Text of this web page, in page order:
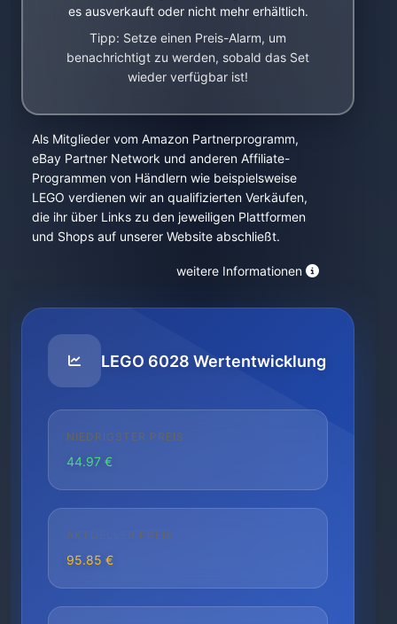
es ausverkauft oder nicht mehr erhältlich.
Tipp: Setze einen Preis-Alarm, um
benachrichtigt zu werden, sobald das Set
wieder verfügbar ist!
Als Mitglieder vom Amazon Partnerprogramm,
eBay Partner Network und anderen Affiliate-
Programmen von Händlern wie beispielsweise
LEGO verdienen wir an qualifizierten Verkäufen,
die ihr über Links zu den jeweiligen Plattformen
und Shops auf unserer Website abschließt.
weitere Informationen
LEGO 6028 Wertentwicklung
NIEDRIGSTER PREIS
44.97 €
AKTUELLER PREIS
95.85 €